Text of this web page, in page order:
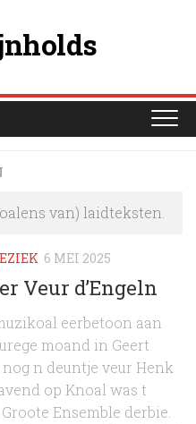
van) laidteksten.
6 MEI 2025
Veur d’Engeln
eerbetoon aan
moand in Geert
n deuntje veur Henk
op Knoal was t
Ensemble derbie.